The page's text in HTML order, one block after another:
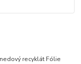
recyklát Fólie